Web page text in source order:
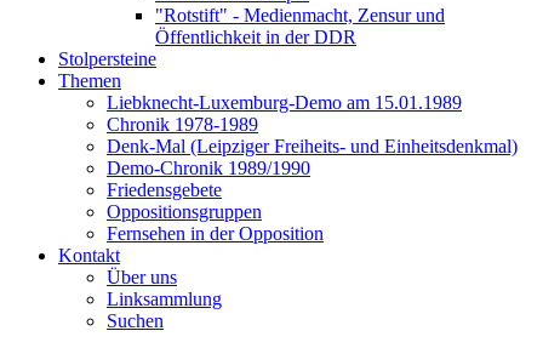
"Rotstift" - Medienmacht, Zensur und
Öffentlichkeit in der DDR
Stolpersteine
Themen
Liebknecht-Luxemburg-Demo am 15.01.1989
Chronik 1978-1989
Denk-Mal (Leipziger Freiheits- und Einheitsdenkmal)
Demo-Chronik 1989/1990
Friedensgebete
Oppositionsgruppen
Fernsehen in der Opposition
Kontakt
Über uns
Linksammlung
Suchen